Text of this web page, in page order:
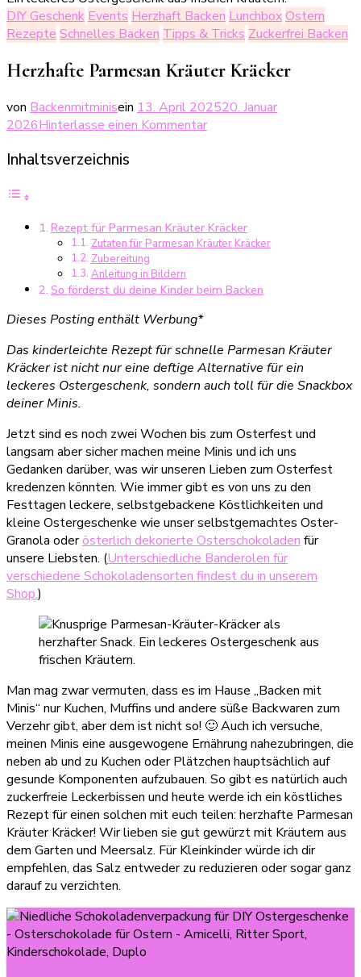
DIY Geschenk Events Herzhaft Backen LunchboxOstern
Rezepte Schnelles Backen Tipps & Tricks Zuckerfrei Backen
Herzhafte Parmesan Kräuter Kräcker
von Backenmitminisein 13. April 202520. Januar
2026Hinterlasse einen Kommentarzu
Inhaltsverzeichnis
Rezept für Parmesan Kräuter Kräcker
Zutaten für Parmesan Kräuter Kräcker
Zubereitung
Anleitung in Bildern
So förderst du deine Kinder beim Backen
Dieses Posting enthält Werbung*
Das kinderleichte Rezept für schnelle Parmesan Kräuter
Kräcker ist nicht nur eine deftige Alternative für ein
leckeres Ostergeschenk, sondern auch toll für die Snackbox
deiner Minis.
Jetzt sind es noch zwei Wochen bis zum Osterfest und
langsam aber sicher machen meine Minis und ich uns
Gedanken darüber, was wir unseren Lieben zum Osterfest
kredenzen könnten. Wie immer gibt es von uns zu den
Festtagen leckere, selbstgebackene Köstlichkeiten und
kleine Ostergeschenke wie unser selbstgemachtes Oster-
Granola oderösterlich dekorierte Osterschokoladen für
unsere Liebsten. (Unterschiedliche Banderolen für
verschiedene Schokoladensorten findest du in unserem
Shop.)
Man mag zwar vermuten, dass es im Hause „Backen mit
Minis“ nur Kuchen, Muffins und andere süße Backwaren zum
Verzehr gibt, aber dem ist nicht so! 🙂 Auch ich versuche,
meinen Minis eine ausgewogene Ernährung nahezubringen, die
neben ab und zu Kuchen oder Plätzchen hauptsächlich auf
gesunde Komponenten aufzubauen. So gibt es natürlich auch
zuckerfreie Leckerbissen und heute werde ich ein köstliches
Rezept für einen solchen mit euch teilen: herzhafte Parmesan
Kräuter Kräcker! Wir lieben sie gut gewürzt mit Kräutern aus
dem Garten und Meersalz. Für Kleinkinder würde ich dir
empfehlen, das Salz entweder zu reduzieren oder sogar ganz
darauf zu verzichten.